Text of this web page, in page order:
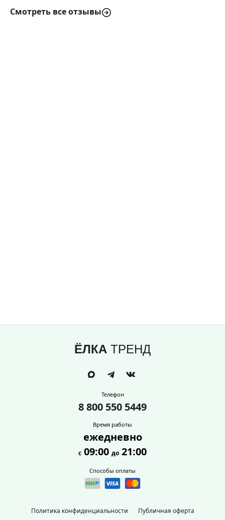
Смотреть все отзывы
ЁЛКА ТРЕНД
Политика конфиденциальности Публичная оферта
Телефон
8 800 550 5449
Время работы
ежедневно
с 09:00 до 21:00
Способы оплаты